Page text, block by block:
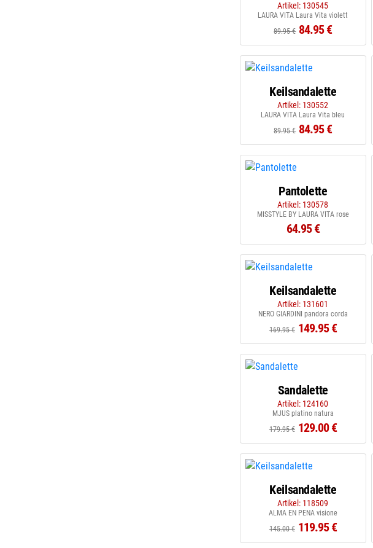
Artikel: 130545
LAURA VITA Laura Vita violett
89.95 € 84.95 €
Keilsandalette
Artikel: 130552
LAURA VITA Laura Vita bleu
89.95 € 84.95 €
Pantolette
Artikel: 130578
MISSTYLE BY LAURA VITA rose
64.95 €
Keilsandalette
Artikel: 131601
NERO GIARDINI pandora corda
169.95 € 149.95 €
Sandalette
Artikel: 124160
MJUS platino natura
179.95 € 129.00 €
Keilsandalette
Artikel: 118509
ALMA EN PENA visione
145.00 € 119.95 €